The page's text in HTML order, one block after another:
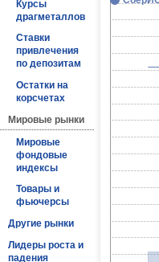
Курсы
драгметаллов
Ставки
привлечения
по депозитам
Остатки на
корсчетах
Мировые рынки
Мировые
фондовые
индексы
Товары и
фьючерсы
Другие рынки
Лидеры роста и
падения